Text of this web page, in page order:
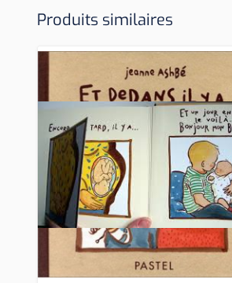
Produits similaires